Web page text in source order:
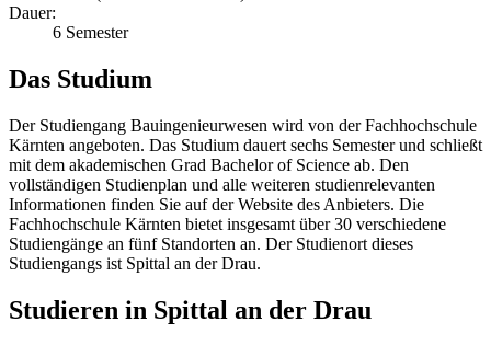
Dauer:
6 Semester
Das Studium
Der Studiengang Bauingenieurwesen wird von der Fachhochschule
Kärnten angeboten. Das Studium dauert sechs Semester und schließt
mit dem akademischen Grad Bachelor of Science ab. Den
vollständigen Studienplan und alle weiteren studienrelevanten
Informationen finden Sie auf der Website des Anbieters. Die
Fachhochschule Kärnten bietet insgesamt über 30 verschiedene
Studiengänge an fünf Standorten an. Der Studienort dieses
Studiengangs ist Spittal an der Drau.
Studieren in Spittal an der Drau